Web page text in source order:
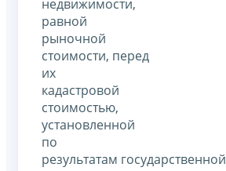
недвижимости,
равной
рыночной
стоимости, перед
их
кадастровой
стоимостью,
установленной
по
результатам государственной